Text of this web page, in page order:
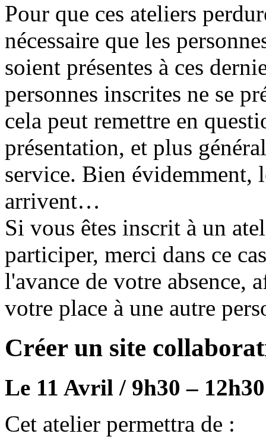
Pour que ces ateliers
nécessaire que les
soient présentes à ces
personnes inscrites ne se
cela peut remettre en
présentation, et plus
service. Bien évidemment,
arrivent…
Si vous êtes inscrit à un
participer, merci dans ce
l'avance de votre absence,
votre place à une autre
Créer un site
Le 11 Avril / 9h30 – 12h30
Cet atelier permettra de :